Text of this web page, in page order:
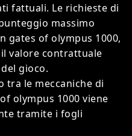
fattuali. Le richieste di
massimo
gates of olympus 1000,
valore contrattuale
gioco.
tra le meccaniche di
olympus 1000 viene
tramite i fogli